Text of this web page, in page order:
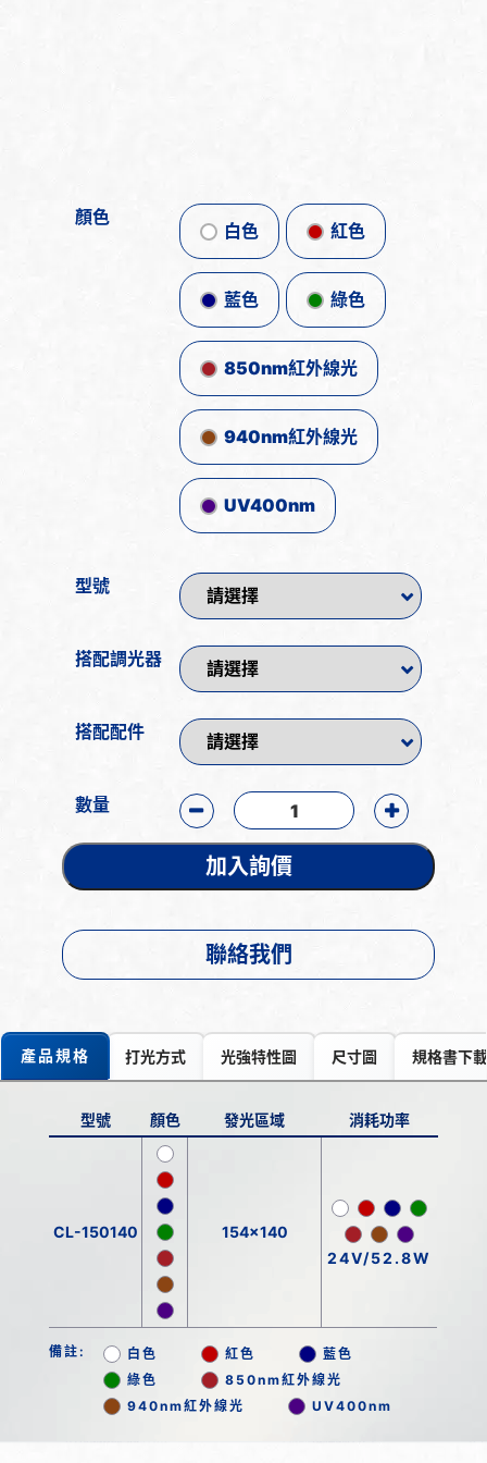
顏色
白色 紅色
藍色 綠色
850nm紅外線光
940nm紅外線光
UV400nm
型號
搭配調光器
搭配配件
數量
加入詢價
聯絡我們
產品規格 打光方式 光強特性圖 尺寸圖 規格書下載
型號 顏色 發光區域 消耗功率
CL-150140
154x140
24V/52.8W
備註: 白色 紅色
藍色
綠色
850nm紅外線光
940nm紅外線光
UV400nm